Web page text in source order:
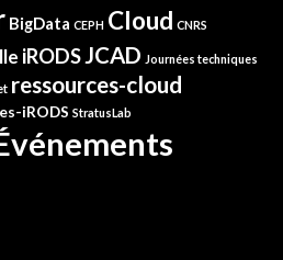
BigData CEPH Cloud CNRS
iRODSJCAD Journées techniques
ressources-cloud
iRODS StratusLab